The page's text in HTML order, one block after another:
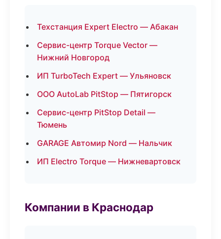
Техстанция Expert Electro — Абакан
Сервис-центр Torque Vector —
Нижний Новгород
ИП TurboTech Expert — Ульяновск
ООО AutoLab PitStop — Пятигорск
Сервис-центр PitStop Detail —
Тюмень
GARAGE Автомир Nord — Нальчик
ИП Electro Torque — Нижневартовск
Компании в Краснодар